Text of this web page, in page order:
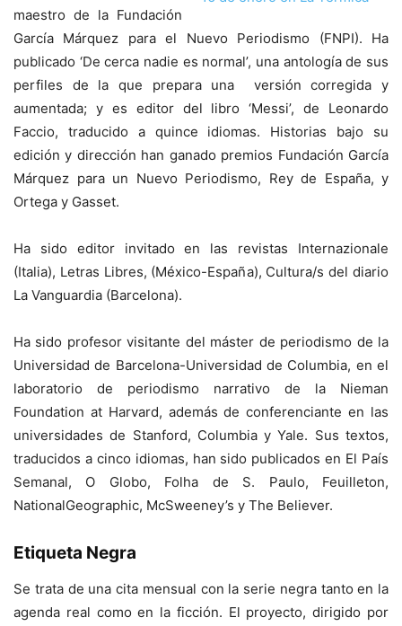
maestro de la Fundación
García Márquez para el Nuevo Periodismo (FNPI). Ha
publicado ‘De cerca nadie es normal’, una antología de sus
perfiles de la que prepara una versión corregida y
aumentada; y es editor del libro ‘Messi’, de Leonardo
Faccio, traducido a quince idiomas. Historias bajo su
edición y dirección han ganado premios Fundación García
Márquez para un Nuevo Periodismo, Rey de España, y
Ortega y Gasset.
Ha sido editor invitado en las revistas Internazionale
(Italia), Letras Libres, (México-España), Cultura/s del diario
La Vanguardia (Barcelona).
Ha sido profesor visitante del máster de periodismo de la
Universidad de Barcelona-Universidad de Columbia, en el
laboratorio de periodismo narrativo de la Nieman
Foundation at Harvard, además de conferenciante en las
universidades de Stanford, Columbia y Yale. Sus textos,
traducidos a cinco idiomas, han sido publicados en El País
Semanal, O Globo, Folha de S. Paulo, Feuilleton,
NationalGeographic, McSweeney’s y The Believer.
Etiqueta Negra
Se trata de una cita mensual con la serie negra tanto en la
agenda real como en la ficción. El proyecto, dirigido por